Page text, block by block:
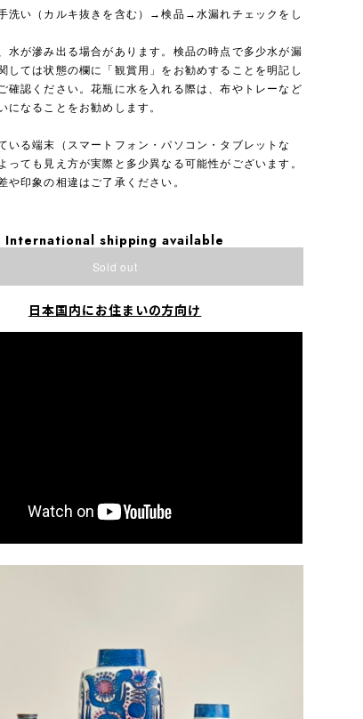
洗い（カルキ抜きを含む）→検品→水漏れチェックをし
水が滲み出る場合があります。検品の時点で多少水が漏
しては状態の欄に「観賞用」をお勧めすることを明記し
確認ください。花瓶に水を入れる際は、布やトレーなど
になることをお勧めします。
いる端末（スマートフォン・パソコン・タブレットな
っても見え方が実際と多少異なる可能性がございます。
や印象の相違はご了承ください。
International shipping available
Sold out
日本国内にお住まいの方向け